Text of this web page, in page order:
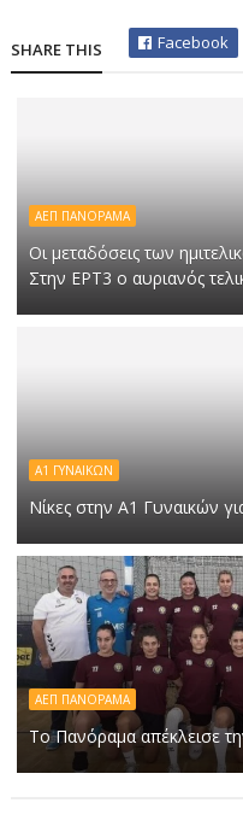
SHARE THIS Facebook
ΑΕΠ ΠΑΝΟΡΑΜΑ
Οι μεταδόσεις των
Στην ΕΡΤ3 ο αυριανός
Α1 ΓΥΝΑΙΚΩΝ
Νίκες στην Α1 Γυναικών
ΑΕΠ ΠΑΝΟΡΑΜΑ
Το Πανόραμα απέκλεισε